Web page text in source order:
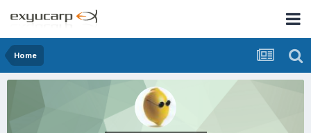
Home